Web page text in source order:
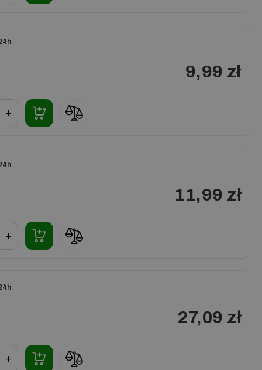
9,99 zł
+
11,99 zł
+
27,09 zł
+